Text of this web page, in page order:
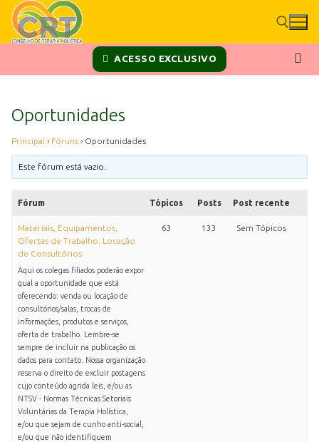
ACESSO EXCLUSIVO
Oportunidades
Principal › Fóruns › Oportunidades
Este fórum está vazio.
Fórum Tópicos Posts Post recente
Materiais, Equipamentos,
Ofertas de Trabalho, Locação
de Consultórios
Aqui os colegas filiados poderão expor
qual a oportunidade que está
oferecendo: venda ou locação de
consultórios/salas, trocas de
informações, produtos e serviços,
oferta de trabalho. Lembre-se
sempre de incluir na publicação os
dados para contato. Nossa organização
reserva o direito de excluir postagens
cujo conteúdo agrida leis, e/ou as
NTSV - Normas Técnicas Setoriais
Voluntárias da Terapia Holística,
e/ou que sejam de cunho anti-social,
e/ou que não identifiquem
63 133 Sem Tópicos